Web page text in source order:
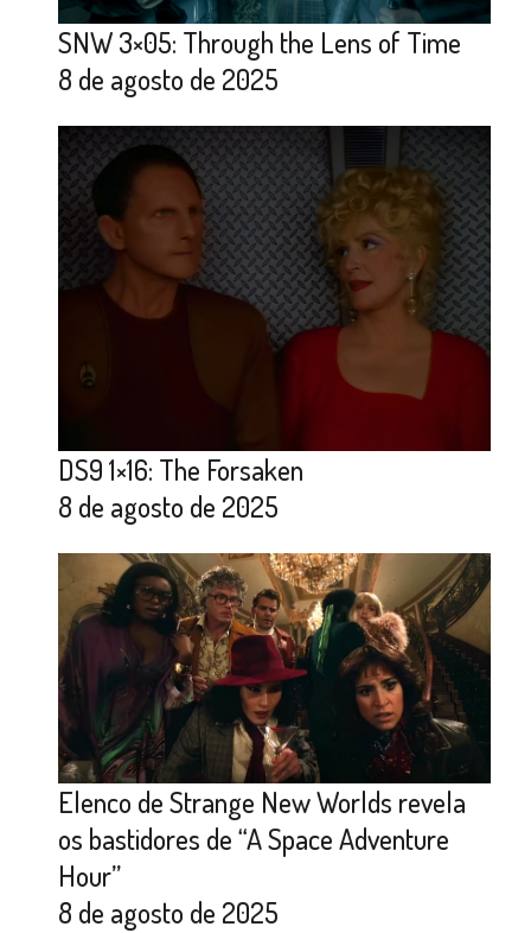
SNW 3×05: Through the Lens of Time
8 de agosto de 2025
DS9 1×16: The Forsaken
8 de agosto de 2025
Elenco de Strange New Worlds revela
os bastidores de “A Space Adventure
Hour”
8 de agosto de 2025